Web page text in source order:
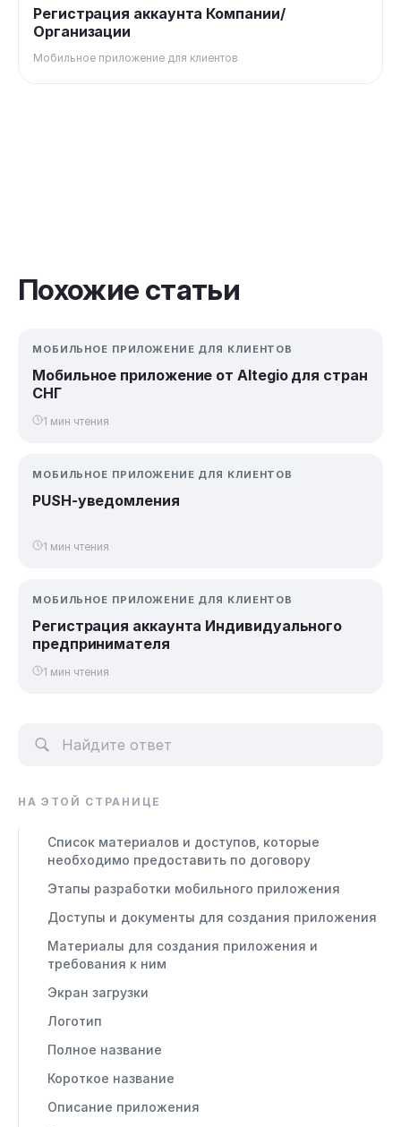
Регистрация аккаунта Компании/
Организации
Мобильное приложение для клиентов
Похожие статьи
МОБИЛЬНОЕ ПРИЛОЖЕНИЕ ДЛЯ КЛИЕНТОВ
Мобильное приложение от Altegio для стран
СНГ
1 мин чтения
МОБИЛЬНОЕ ПРИЛОЖЕНИЕ ДЛЯ КЛИЕНТОВ
PUSH-уведомления
1 мин чтения
МОБИЛЬНОЕ ПРИЛОЖЕНИЕ ДЛЯ КЛИЕНТОВ
Регистрация аккаунта Индивидуального
предпринимателя
1 мин чтения
НА ЭТОЙ СТРАНИЦЕ
Список материалов и доступов, которые
необходимо предоставить по договору
Этапы разработки мобильного приложения
Доступы и документы для создания приложения
Материалы для создания приложения и
требования к ним
Экран загрузки
Логотип
Полное название
Короткое название
Описание приложения